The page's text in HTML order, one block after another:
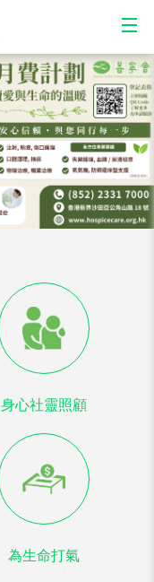
身心社靈照顧
為生命打氣